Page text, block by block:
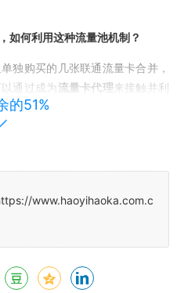
如何利用这种流量池机制？
独购买的几张联通流量卡合并，
通过成为流量卡代理 来接触并利
拿到企业级的流量池政策，他们
一个个小流量包,再分发给自己名
己去搭建复杂的计费系统，你只
以开展业务，你可以专注于
给有需要的人，比如外卖骑手、
的51%
www.haoyihaoka.com.c